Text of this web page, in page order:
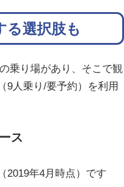
る選択肢も
乗り場があり、そこで観
9人乗り/要予約）を利用
ス
2019年4月時点）です